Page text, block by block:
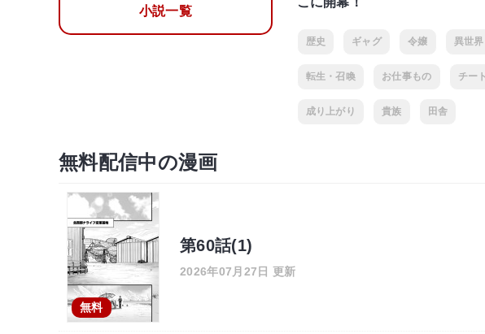
小説一覧
歴史 ギャグ 令嬢 異世界
転生・召喚 お仕事もの チート
成り上がり 貴族 田舎
無料配信中の漫画
無料
第60話(1)
2026年07月27日 更新